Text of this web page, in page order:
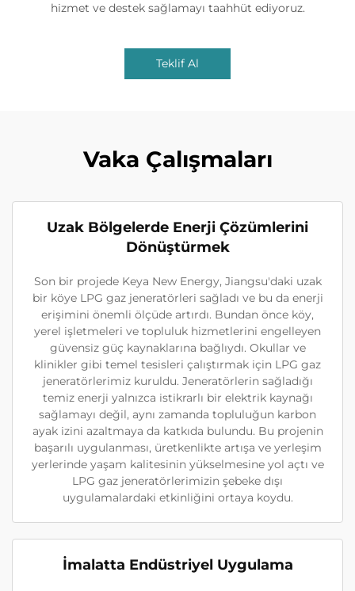
hizmet ve destek sağlamayı taahhüt ediyoruz.
Teklif Al
Vaka Çalışmaları
Uzak Bölgelerde Enerji Çözümlerini
Dönüştürmek
Son bir projede Keya New Energy, Jiangsu'daki uzak
bir köye LPG gaz jeneratörleri sağladı ve bu da enerji
erişimini önemli ölçüde artırdı. Bundan önce köy,
yerel işletmeleri ve topluluk hizmetlerini engelleyen
güvensiz güç kaynaklarına bağlıydı. Okullar ve
klinikler gibi temel tesisleri çalıştırmak için LPG gaz
jeneratörlerimiz kuruldu. Jeneratörlerin sağladığı
temiz enerji yalnızca istikrarlı bir elektrik kaynağı
sağlamayı değil, aynı zamanda topluluğun karbon
ayak izini azaltmaya da katkıda bulundu. Bu projenin
başarılı uygulanması, üretkenlikte artışa ve yerleşim
yerlerinde yaşam kalitesinin yükselmesine yol açtı ve
LPG gaz jeneratörlerimizin şebeke dışı
uygulamalardaki etkinliğini ortaya koydu.
İmalatta Endüstriyel Uygulama